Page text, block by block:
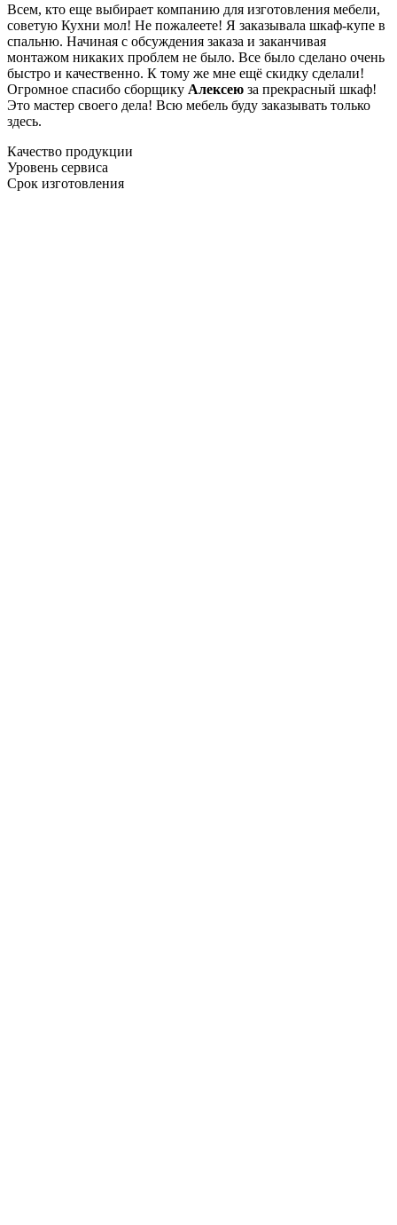
Всем, кто еще выбирает компанию для изготовления мебели,
советую Кухни мол! Не пожалеете! Я заказывала шкаф-купе в
спальню. Начиная с обсуждения заказа и заканчивая
монтажом никаких проблем не было. Все было сделано очень
быстро и качественно. К тому же мне ещё скидку сделали!
Огромное спасибо сборщику Алексею за прекрасный шкаф!
Это мастер своего дела! Всю мебель буду заказывать только
здесь.
Качество продукции
Уровень сервиса
Срок изготовления